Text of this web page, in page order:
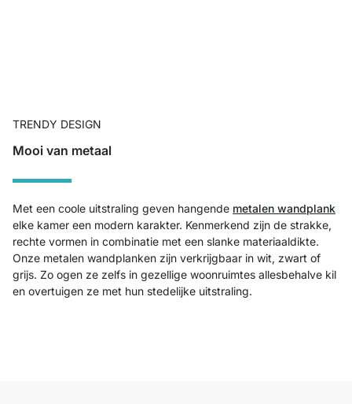
TRENDY DESIGN
Mooi van metaal
Met een coole uitstraling geven hangende metalen wandplank
elke kamer een modern karakter. Kenmerkend zijn de strakke,
rechte vormen in combinatie met een slanke materiaaldikte.
Onze metalen wandplanken zijn verkrijgbaar in wit, zwart of
grijs. Zo ogen ze zelfs in gezellige woonruimtes allesbehalve kil
en overtuigen ze met hun stedelijke uitstraling.